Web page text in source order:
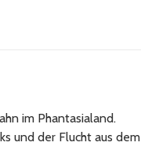
im Phantasialand.
und der Flucht aus dem